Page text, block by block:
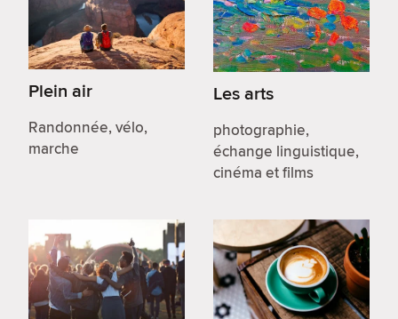
Plein air
Randonnée, vélo,
marche
Les arts
photographie,
échange linguistique,
cinéma et films